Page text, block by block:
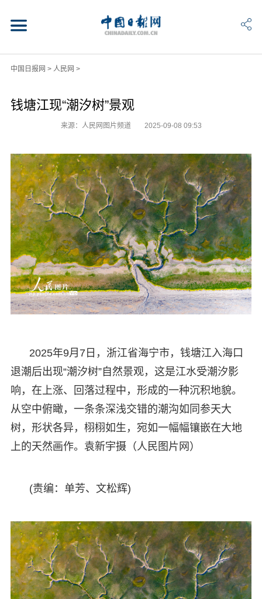
中国日报网 > 人民网 >
钱塘江现“潮汐树”景观
来源：人民网图片频道 2025-09-08 09:53
2025年9月7日，浙江省海宁市，钱塘江入海口
退潮后出现“潮汐树”自然景观，这是江水受潮汐影
响，在上涨、回落过程中，形成的一种沉积地貌。
从空中俯瞰，一条条深浅交错的潮沟如同参天大
树，形状各异，栩栩如生，宛如一幅幅镶嵌在大地
上的天然画作。袁新宇摄（人民图片网）
(责编：单芳、文松辉)